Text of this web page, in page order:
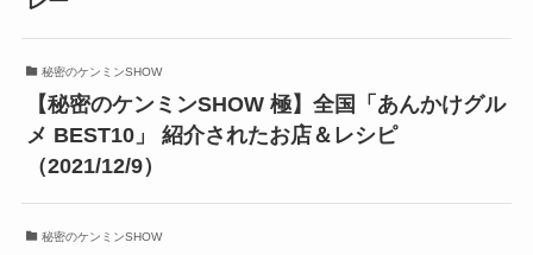
秘密のケンミンSHOW
【秘密のケンミンSHOW 極】全国「あんかけグル
メ BEST10」 紹介されたお店＆レシピ
（2021/12/9）
秘密のケンミンSHOW